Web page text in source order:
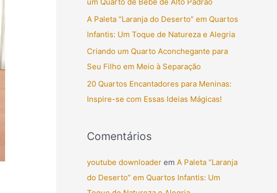
p
o
r
:
A Paleta “Laranja do Deserto” em Quartos
Infantis: Um Toque de Natureza e Alegria
Criando um Quarto Aconchegante para
Seu Filho em Meio à Separação
20 Quartos Encantadores para Meninas:
Inspire-se com Essas Ideias Mágicas!
Comentários
youtube downloader em A Paleta “Laranja
do Deserto” em Quartos Infantis: Um